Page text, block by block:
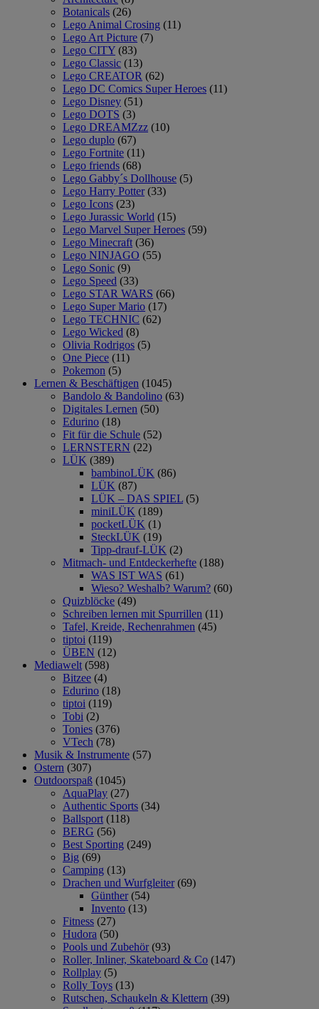
Botanicals (26)
Lego Animal Crosing (11)
Lego Art Picture (7)
Lego CITY (83)
Lego Classic (13)
Lego CREATOR (62)
Lego DC Comics Super Heroes (11)
Lego Disney (51)
Lego DOTS (3)
Lego DREAMZzz (10)
Lego duplo (67)
Lego Fortnite (11)
Lego friends (68)
Lego Gabby´s Dollhouse (5)
Lego Harry Potter (33)
Lego Icons (23)
Lego Jurassic World (15)
Lego Marvel Super Heroes (59)
Lego Minecraft (36)
Lego NINJAGO (55)
Lego Sonic (9)
Lego Speed (33)
Lego STAR WARS (66)
Lego Super Mario (17)
Lego TECHNIC (62)
Lego Wicked (8)
Olivia Rodrigos (5)
One Piece (11)
Pokemon (5)
Lernen & Beschäftigen (1045)
Bandolo & Bandolino (63)
Digitales Lernen (50)
Edurino (18)
Fit für die Schule (52)
LERNSTERN (22)
LÜK (389)
bambinoLÜK (86)
LÜK (87)
LÜK – DAS SPIEL (5)
miniLÜK (189)
pocketLÜK (1)
SteckLÜK (19)
Tipp-drauf-LÜK (2)
Mitmach- und Entdeckerhefte (188)
WAS IST WAS (61)
Wieso? Weshalb? Warum? (60)
Quizblöcke (49)
Schreiben lernen mit Spurrillen (11)
Tafel, Kreide, Rechenrahmen (45)
tiptoi (119)
ÜBEN (12)
Mediawelt (598)
Bitzee (4)
Edurino (18)
tiptoi (119)
Tobi (2)
Tonies (376)
VTech (78)
Musik & Instrumente (57)
Ostern (307)
Outdoorspaß (1045)
AquaPlay (27)
Authentic Sports (34)
Ballsport (118)
BERG (56)
Best Sporting (249)
Big (69)
Camping (13)
Drachen und Wurfgleiter (69)
Günther (54)
Invento (13)
Fitness (27)
Hudora (50)
Pools und Zubehör (93)
Roller, Inliner, Skateboard & Co (147)
Rollplay (5)
Rolly Toys (13)
Rutschen, Schaukeln & Klettern (39)